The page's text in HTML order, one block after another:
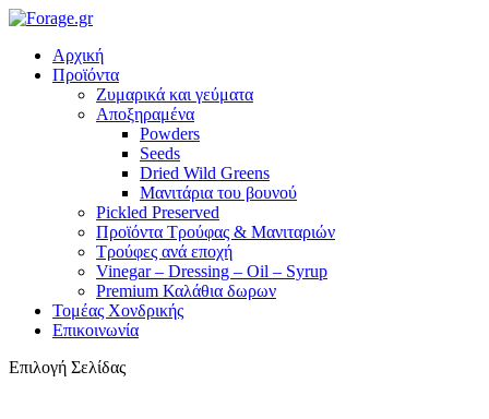
Αρχική
Προϊόντα
Ζυμαρικά και γεύματα
Αποξηραμένα
Powders
Seeds
Dried Wild Greens
Μανιτάρια του βουνού
Pickled Preserved
Προϊόντα Τρούφας & Μανιταριών
Τρούφες ανά εποχή
Vinegar – Dressing – Oil – Syrup
Premium Καλάθια δωρων
Τομέας Χονδρικής
Επικοινωνία
Επιλογή Σελίδας